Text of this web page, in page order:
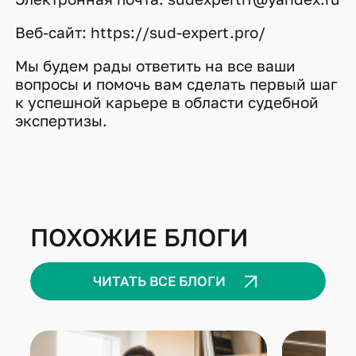
Веб-сайт: https://sud-expert.pro/
Мы будем рады ответить на все ваши
вопросы и помочь вам сделать первый шаг
к успешной карьере в области судебной
экспертизы.
ПОХОЖИЕ БЛОГИ
ЧИТАТЬ ВСЕ БЛОГИ